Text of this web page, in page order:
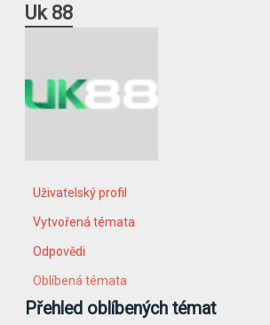
Uk 88
Uživatelský profil
Vytvořená témata
Odpovědi
Oblíbená témata
Přehled oblíbených témat